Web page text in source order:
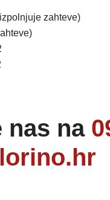
zahteve)
nas na